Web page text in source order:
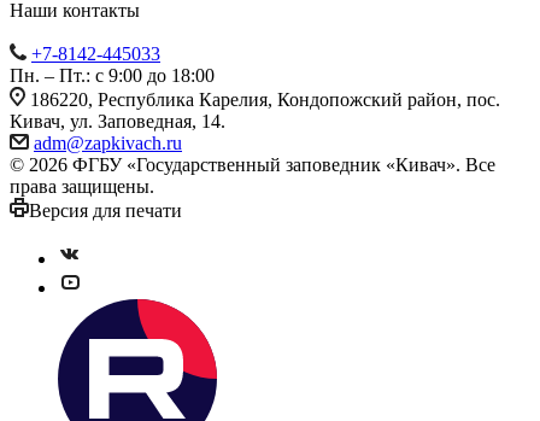
Наши контакты
+7-8142-445033
Пн. – Пт.: с 9:00 до 18:00
186220, Республика Карелия, Кондопожский район, пос.
Кивач, ул. Заповедная, 14.
adm@zapkivach.ru
© 2026 ФГБУ «Государственный заповедник «Кивач». Все
права защищены.
Версия для печати